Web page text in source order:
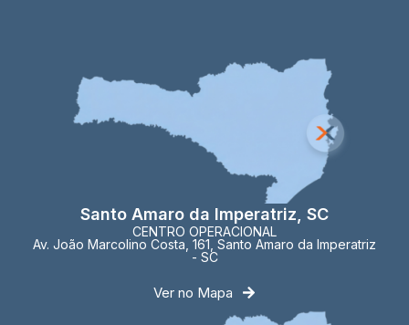
Santo Amaro da Imperatriz, SC
CENTRO OPERACIONAL
Av. João Marcolino Costa, 161, Santo Amaro da Imperatriz
- SC
Ver no Mapa